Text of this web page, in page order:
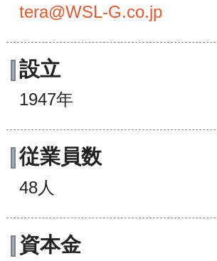
tera@WSL-G.co.jp
設立
1947年
従業員数
48人
資本金